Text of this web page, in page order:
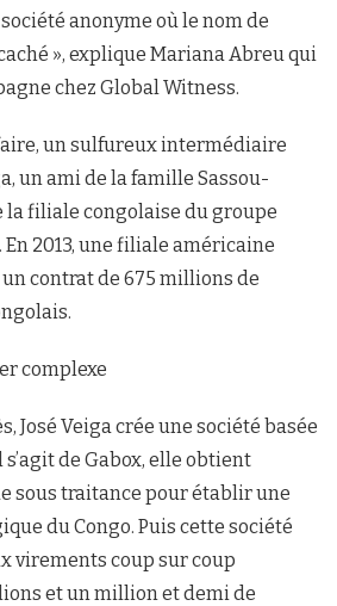
société anonyme où le nom de
», explique Mariana Abreu qui
chez Global Witness.
un sulfureux intermédiaire
un ami de la famille Sassou-
la filiale congolaise du groupe
2013, une filiale américaine
contrat de 675 millions de
complexe
José Veiga crée une société basée
de Gabox, elle obtient
sous traitance pour établir une
du Congo. Puis cette société
virements coup sur coup
et un million et demi de